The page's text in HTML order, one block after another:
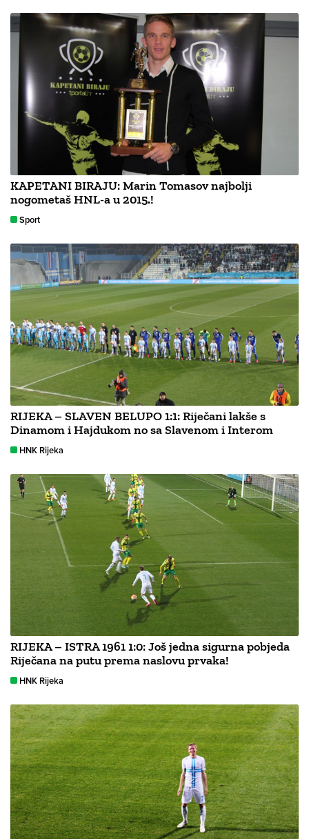
KAPETANI BIRAJU: Marin Tomasov najbolji
nogometaš HNL-a u 2015.!
Sport
RIJEKA – SLAVEN BELUPO 1:1: Riječani lakše s
Dinamom i Hajdukom no sa Slavenom i Interom
HNK Rijeka
RIJEKA – ISTRA 1961 1:0: Još jedna sigurna pobjeda
Riječana na putu prema naslovu prvaka!
HNK Rijeka